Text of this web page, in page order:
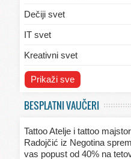
Dečiji svet
IT svet
Kreativni svet
Svet ekologije
Svet kulinarstva
Prikaži sve
BESPLATNI VAUČERI
Tattoo Atelje i tattoo
Radojčić iz Negotina
vas popust od 40% na